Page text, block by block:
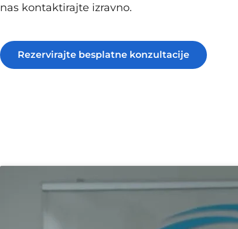
nas kontaktirajte izravno.
Rezervirajte besplatne konzultacije